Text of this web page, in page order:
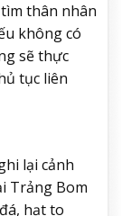
thân nhân
không có
sẽ thực
tục liên
lại cảnh
Trảng Bom
hạt to